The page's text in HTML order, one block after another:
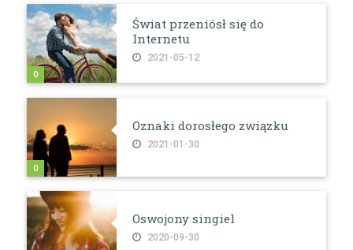
Świat przeniósł się do
Internetu
2021-05-12
0
Oznaki dorosłego związku
2021-01-30
0
Oswojony singiel
2020-09-30